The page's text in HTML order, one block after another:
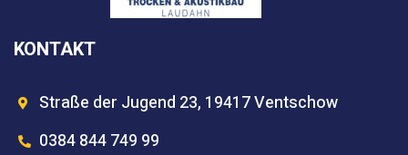
KONTAKT
Straße der Jugend 23, 19417 Ventschow
0384 844 749 99